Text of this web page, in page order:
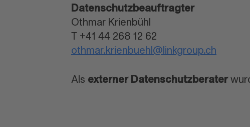
Datenschutzbeauftragter
Othmar Krienbühl
T +41 44 268 12 62
othmar.krienbuehl@linkgroup.ch
Als externer Datenschutzberater